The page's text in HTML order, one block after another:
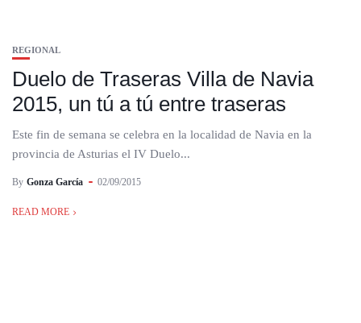
REGIONAL
Duelo de Traseras Villa de Navia
2015, un tú a tú entre traseras
Este fin de semana se celebra en la localidad de Navia en la
provincia de Asturias el IV Duelo...
By Gonza García 02/09/2015
READ MORE